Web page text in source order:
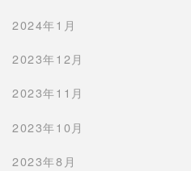
2024年1月
2023年12月
2023年11月
2023年10月
2023年8月